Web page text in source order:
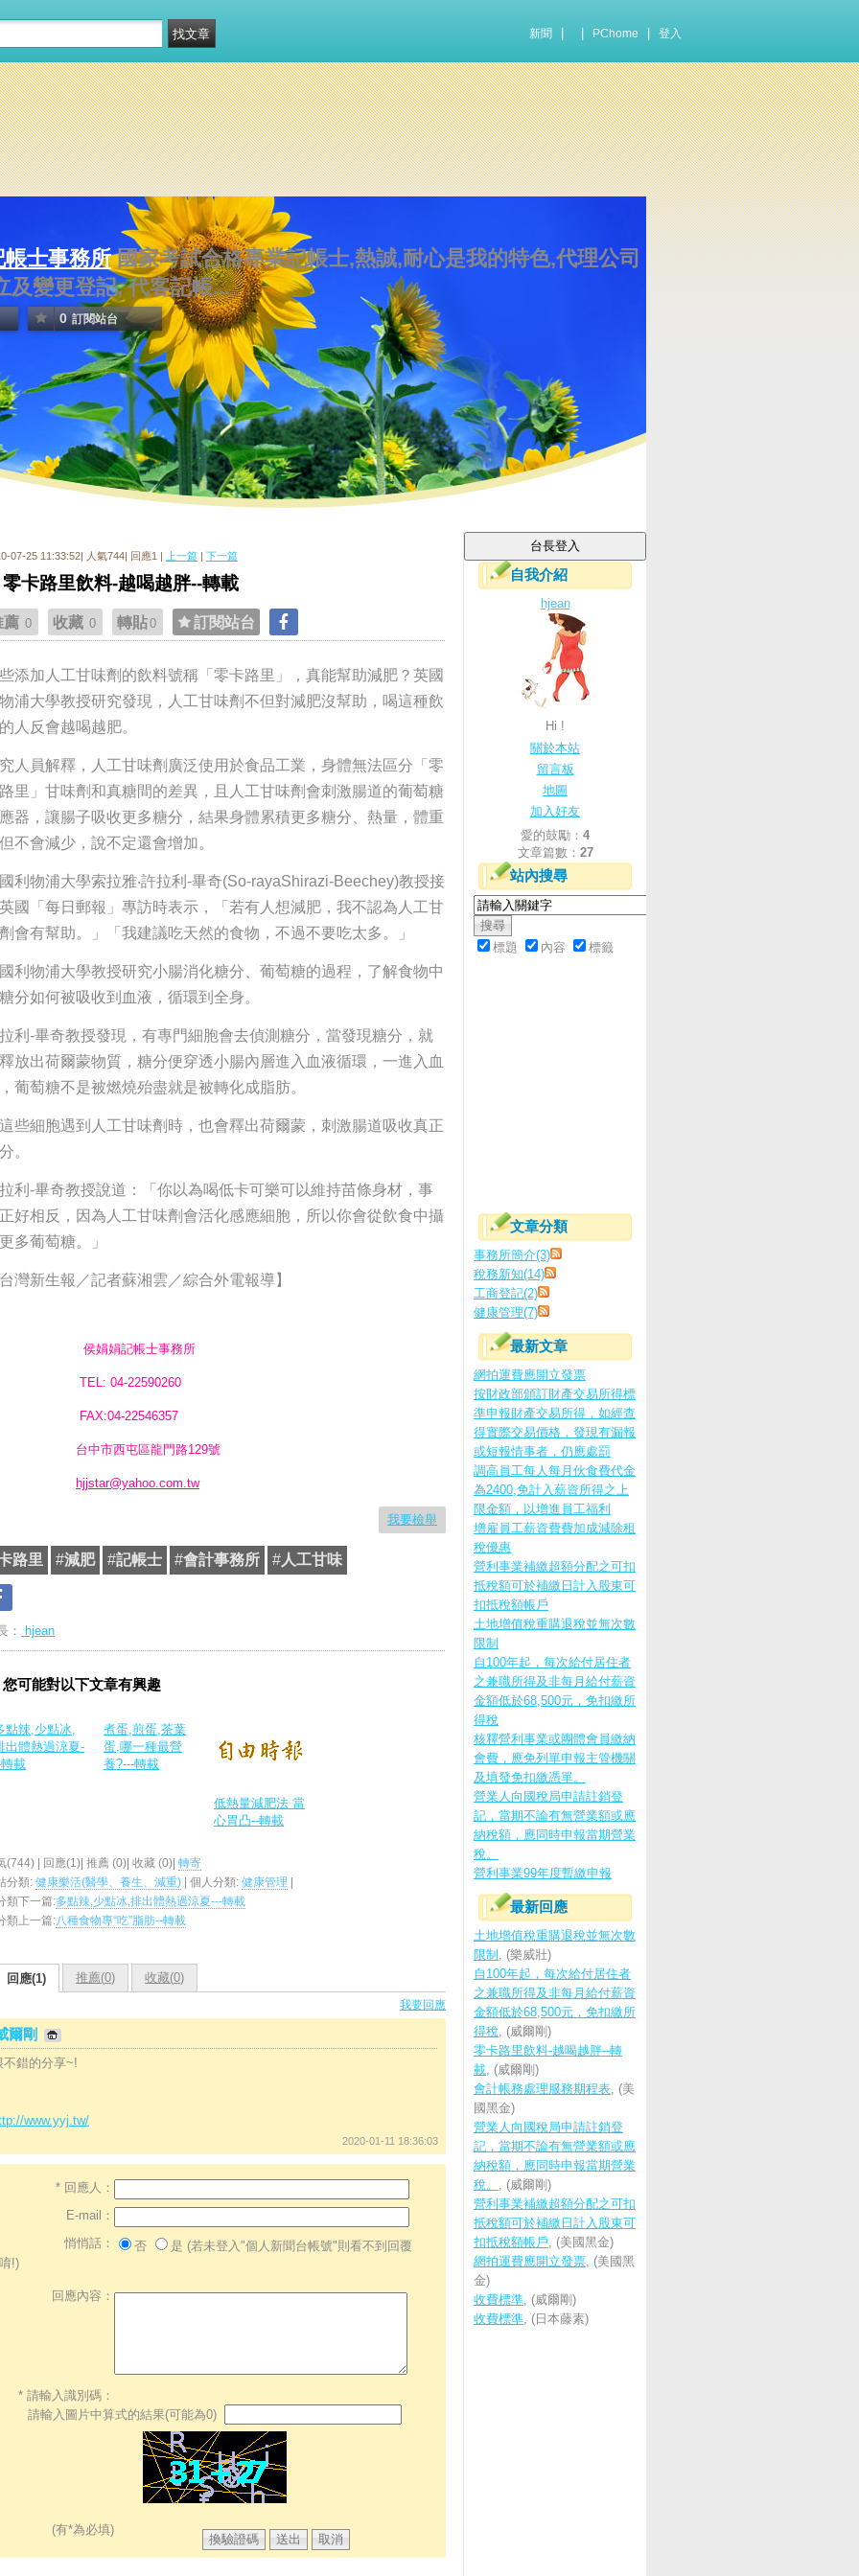
新聞 PChome 登入
士事務所 國家考試合格專業記帳士,熱誠,耐心是我的特色,代理公司
及變更登記, 代客記帳...
0 訂閱站台
07-25 11:33:52| 人氣744| 回應1 | 上一篇 | 下一篇
零卡路里飲料-越喝越胖--轉載
薦 0 收藏 0 轉貼0 訂閱站台
添加人工甘味劑的飲料號稱「零卡路里」，真能幫助減肥？英國
浦大學教授研究發現，人工甘味劑不但對減肥沒幫助，喝這種飲
人反會越喝越肥。
人員解釋，人工甘味劑廣泛使用於食品工業，身體無法區分「零
里」甘味劑和真糖間的差異，且人工甘味劑會刺激腸道的葡萄糖
器，讓腸子吸收更多糖分，結果身體累積更多糖分、熱量，體重
不會減少，說不定還會增加。
利物浦大學索拉雅‧許拉利-畢奇(So-rayaShirazi-Beechey)教授接
國「每日郵報」專訪時表示，「若有人想減肥，我不認為人工甘
會有幫助。」「我建議吃天然的食物，不過不要吃太多。」
利物浦大學教授研究小腸消化糖分、葡萄糖的過程，了解食物中
分如何被吸收到血液，循環到全身。
利-畢奇教授發現，有專門細胞會去偵測糖分，當發現糖分，就
放出荷爾蒙物質，糖分便穿透小腸內層進入血液循環，一進入血
葡萄糖不是被燃燒殆盡就是被轉化成脂肪。
些細胞遇到人工甘味劑時，也會釋出荷爾蒙，刺激腸道吸收真正
。
利-畢奇教授說道：「你以為喝低卡可樂可以維持苗條身材，事
好相反，因為人工甘味劑會活化感應細胞，所以你會從飲食中攝
多葡萄糖。」
台灣新生報／記者蘇湘雲／綜合外電報導】
侯娟娟記帳士事務所
04-22590260
22546357
中市西屯區龍門路129號
hjjstar@yahoo.com.tw
我要檢舉
路里 #減肥 #記帳士 #會計事務所 #人工甘味
： hjean
您可能對以下文章有興趣
點辣,少點冰,
出體熱過涼夏-
載
煮蛋,煎蛋,茶葉
蛋,哪一種最營
養?---轉載
低熱量減肥法 當
心胃凸--轉載
(744) | 回應(1)| 推薦 (0)| 收藏 (0)| 轉寄
分類: 健康樂活(醫學、養生、減重) | 個人分類: 健康管理
類下一篇:多點辣,少點冰,排出體熱過涼夏---轉載
類上一篇:八種食物專“吃”脂肪--轉載
回應(1) 推薦(0) 收藏(0)
我要回應
爾剛
不錯的分享~!
www.yyj.tw/
2020-01-11 18:36:03
* 回應人：
E-mail：
悄悄話：
否
是 (若未登入"個人新聞台帳號"則看不到回覆
唷!)
回應內容：
* 請輸入識別碼：
請輸入圖片中算式的結果(可能為0)
(有*為必填)
自我介紹
hjean
Hi !
關於本站
留言板
地圖
加入好友
愛的鼓勵： 4
文章篇數： 27
站內搜尋
標題 內容 標籤
文章分類
事務所簡介(3)
稅務新知(14)
工商登記(2)
健康管理(7)
最新文章
網拍運費應開立發票
按財政部頒訂財產交易所得標
準申報財產交易所得，如經查
得實際交易價格，發現有漏報
或短報情事者，仍應處罰
調高員工每人每月伙食費代金
為2400,免計入薪資所得之上
限金額，以增進員工福利
增雇員工薪資費費加成減除租
稅優惠
營利事業補繳超額分配之可扣
抵稅額可於補繳日計入股東可
扣抵稅額帳戶
土地增值稅重購退稅並無次數
限制
自100年起，每次給付居住者
之兼職所得及非每月給付薪資
金額低於68,500元，免扣繳所
得稅
核釋營利事業或團體會員繳納
會費，應免列單申報主管機關
及填發免扣繳憑單。
營業人向國稅局申請註銷登
記，當期不論有無營業額或應
納稅額，應同時申報當期營業
稅。
營利事業99年度暫繳申報
最新回應
土地增值稅重購退稅並無次數
限制 , (樂威壯)
自100年起，每次給付居住者
之兼職所得及非每月給付薪資
金額低於68,500元，免扣繳所
得稅, (威爾剛)
零卡路里飲料-越喝越胖--轉
載, (威爾剛)
會計帳務處理服務期程表, (美
國黑金)
營業人向國稅局申請註銷登
記，當期不論有無營業額或應
納稅額，應同時申報當期營業
稅。 , (威爾剛)
營利事業補繳超額分配之可扣
抵稅額可於補繳日計入股東可
扣抵稅額帳戶, (美國黑金)
網拍運費應開立發票, (美國黑
金)
收費標準, (威爾剛)
收費標準, (日本藤素)